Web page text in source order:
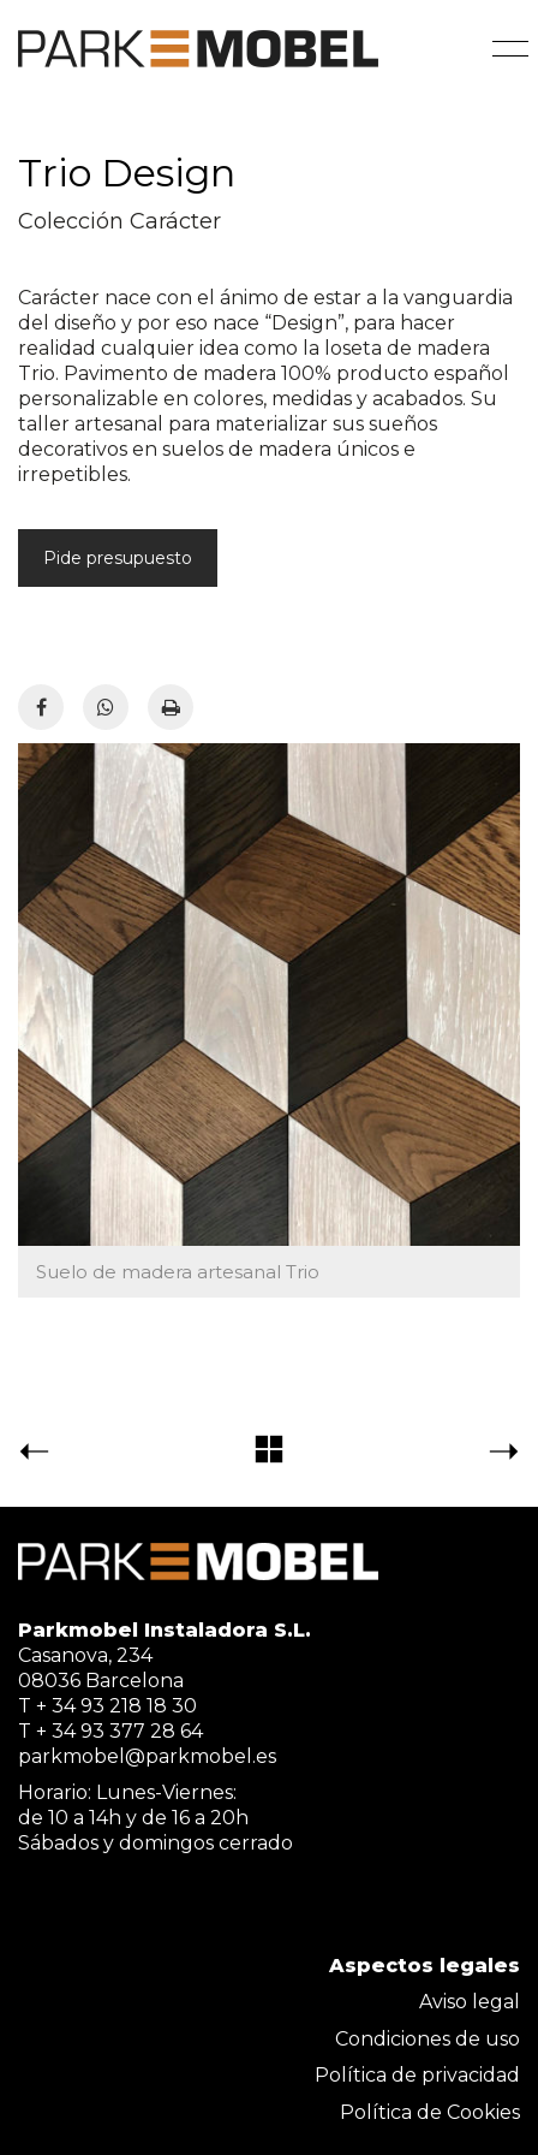
Trio Design
Colección Carácter
Carácter nace con el ánimo de estar a la vanguardia
del diseño y por eso nace “Design”, para hacer
realidad cualquier idea como la loseta de madera
Trio. Pavimento de madera 100% producto español
personalizable en colores, medidas y acabados. Su
taller artesanal para materializar sus sueños
decorativos en suelos de madera únicos e
irrepetibles.
Pide presupuesto
Suelo de madera artesanal Trio
Parkmobel Instaladora S.L.
Casanova, 234
08036 Barcelona
T + 34 93 218 18 30
T + 34 93 377 28 64
parkmobel@parkmobel.es
Horario: Lunes-Viernes:
de 10 a 14h y de 16 a 20h
Sábados y domingos cerrado
Aspectos legales
Aviso legal
Condiciones de uso
Política de privacidad
Política de Cookies